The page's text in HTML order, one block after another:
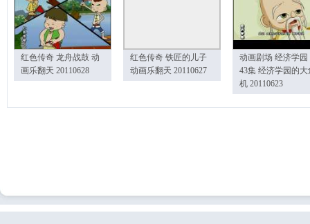
红色传奇 龙舟战鼓 动
画乐翻天 20110628
红色传奇 铁匠的儿子
动画乐翻天 20110627
动画剧场 经济学园
43集 经济学园的大
机 20110623